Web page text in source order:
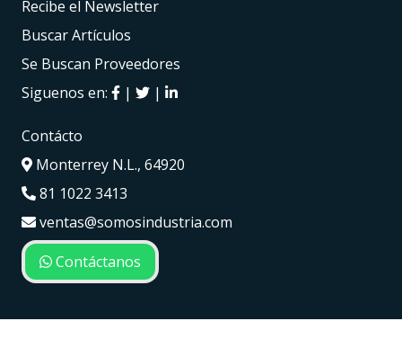
Recibe el Newsletter
Buscar Artículos
Se Buscan Proveedores
Siguenos en:
| |
Contácto
Monterrey N.L., 64920
81 1022 3413
ventas@somosindustria.com
Contáctanos